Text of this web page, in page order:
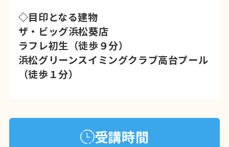
◇目印となる建物
ザ・ビッグ浜松葵店
ラフレ初生（徒歩９分）
浜松グリーンスイミングクラブ高台プール
（徒歩１分）
受講時間